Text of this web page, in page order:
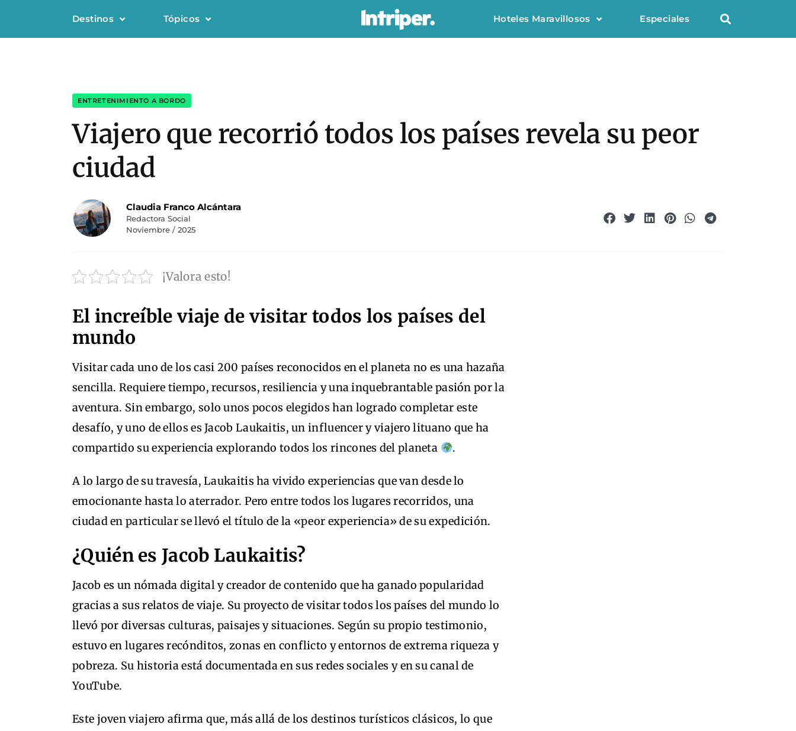
Destinos Tópicos Hoteles Maravillosos Especiales
ENTRETENIMIENTO A BORDO
Viajero que recorrió todos los países revela su peor
ciudad
Claudia Franco Alcántara
Redactora Social
Noviembre / 2025
¡Valora esto!
El increíble viaje de visitar todos los países del
mundo
Visitar cada uno de los casi 200 países reconocidos en el planeta no es una hazaña
sencilla. Requiere tiempo, recursos, resiliencia y una inquebrantable pasión por la
aventura. Sin embargo, solo unos pocos elegidos han logrado completar este
desafío, y uno de ellos es Jacob Laukaitis, un influencer y viajero lituano que ha
compartido su experiencia explorando todos los rincones del planeta
.
A lo largo de su travesía, Laukaitis ha vivido experiencias que van desde lo
emocionante hasta lo aterrador. Pero entre todos los lugares recorridos, una
ciudad en particular se llevó el título de la «peor experiencia» de su expedición.
¿Quién es Jacob Laukaitis?
Jacob es un nómada digital y creador de contenido que ha ganado popularidad
gracias a sus relatos de viaje. Su proyecto de visitar todos los países del mundo lo
llevó por diversas culturas, paisajes y situaciones. Según su propio testimonio,
estuvo en lugares recónditos, zonas en conflicto y entornos de extrema riqueza y
pobreza. Su historia está documentada en sus redes sociales y en su canal de
YouTube.
Este joven viajero afirma que, más allá de los destinos turísticos clásicos, lo que